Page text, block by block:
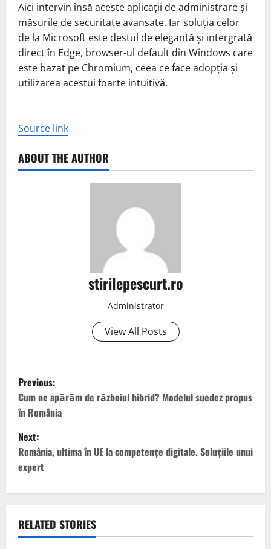
Aici intervin însă aceste aplicații de administrare și
măsurile de securitate avansate. Iar soluția celor
de la Microsoft este destul de elegantă și intergrată
direct în Edge, browser-ul default din Windows care
este bazat pe Chromium, ceea ce face adopția și
utilizarea acestui foarte intuitivă.
Source link
ABOUT THE AUTHOR
stirilepescurt.ro
Administrator
View All Posts
P
o
s
t
n
v
Previous:
Cum ne apărăm de războiul hibrid? Modelul suedez propus
în România
Next:
România, ultima în UE la competențe digitale. Soluțiile unui
expert
RELATED STORIES